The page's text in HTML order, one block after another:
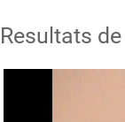
Resultats